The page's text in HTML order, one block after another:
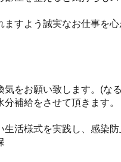
ますよう誠実なお仕事を
をお願い致します。(な
補給をさせて頂きます。
生活様式を実践し、感染